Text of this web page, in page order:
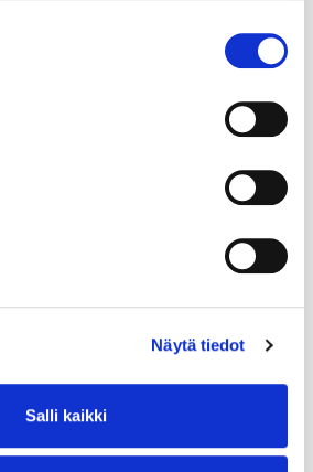
Näytä tiedot
Salli kaikki